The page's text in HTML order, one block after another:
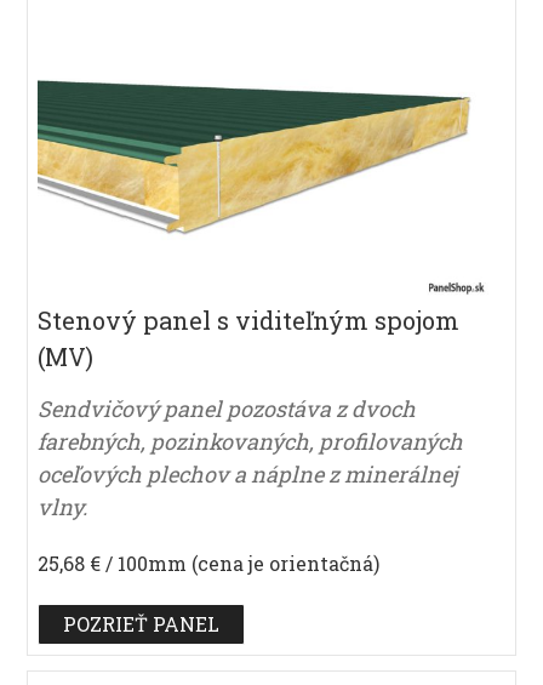
Stenový panel s viditeľným spojom
(MV)
Sendvičový panel pozostáva z dvoch
farebných, pozinkovaných, profilovaných
oceľových plechov a náplne z minerálnej
vlny.
25,68 € / 100mm (cena je orientačná)
POZRIEŤ PANEL